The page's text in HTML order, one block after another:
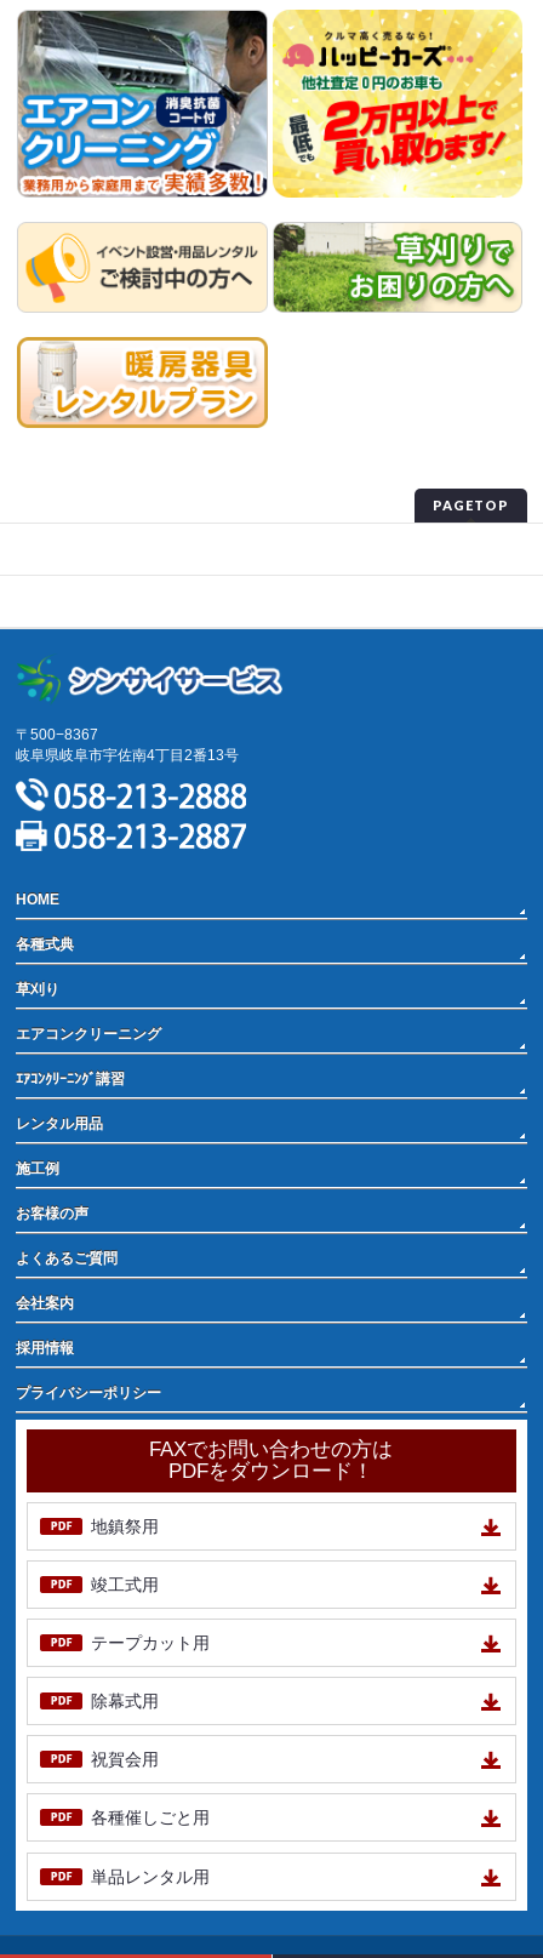
PAGETOP
〒500−8367
岐阜県岐阜市宇佐南4丁目2番13号
HOME
各種式典
草刈り
エアコンクリーニング
ｴｱｺﾝｸﾘｰﾆﾝｸﾞ講習
レンタル用品
施工例
お客様の声
よくあるご質問
会社案内
採用情報
プライバシーポリシー
FAXでお問い合わせの方は
PDFをダウンロード！
地鎮祭用
竣工式用
テープカット用
除幕式用
祝賀会用
各種催しごと用
単品レンタル用